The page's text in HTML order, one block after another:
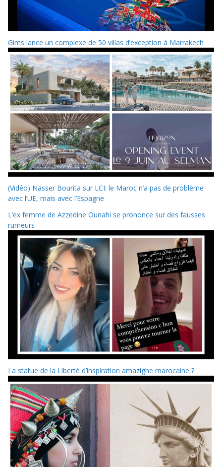
Gims lance un complexe de 50 villas d’exception à Marrakech
(Vidéo) Nasser Bourita sur LCI: le Maroc n’a pas de problème
avec l’UE, mais avec l’Espagne
L’ex femme de Azzedine Ounahi se prononce sur des fausses
rumeurs
La statue de la Liberté d’inspiration amazighe marocaine ?